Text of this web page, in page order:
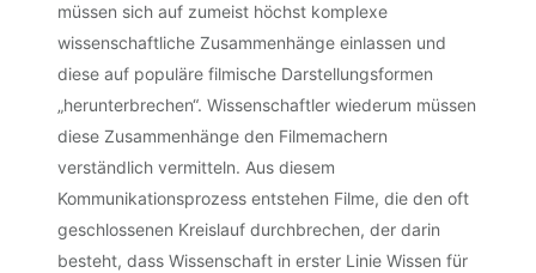
müssen sich auf zumeist höchst komplexe
wissenschaftliche Zusammenhänge einlassen und
diese auf populäre filmische Darstellungsformen
„herunterbrechen“. Wissenschaftler wiederum müssen
diese Zusammenhänge den Filmemachern
verständlich vermitteln. Aus diesem
Kommunikationsprozess entstehen Filme, die den oft
geschlossenen Kreislauf durchbrechen, der darin
besteht, dass Wissenschaft in erster Linie Wissen für